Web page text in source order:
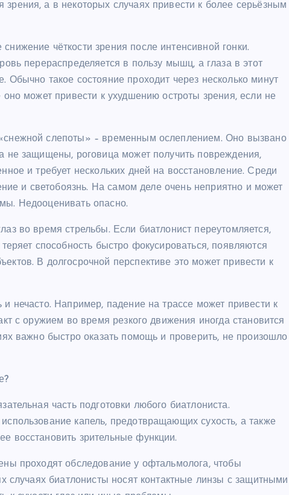
а в некоторых случаях привести к более серьёзным
чёткости зрения после интенсивной гонки.
перераспределяется в пользу мышц, а глаза в этот
Обычно такое состояние проходит через несколько минут
может привести к ухудшению остроты зрения, если не
слепоты» – временным ослеплением. Оно вызвано
не защищены, роговица может получить повреждения,
и требует нескольких дней на восстановление. Среди
и светобоязнь. На самом деле очень неприятно и может
Недооценивать опасно.
во время стрельбы. Если биатлонист переутомляется,
способность быстро фокусироваться, появляются
В долгосрочной перспективе это может привести к
нечасто. Например, падение на трассе может привести к
с оружием во время резкого движения иногда становится
важно быстро оказать помощь и проверить, не произошло
часть подготовки любого биатлониста.
капель, предотвращающих сухость, а также
восстановить зрительные функции.
проходят обследование у офтальмолога, чтобы
случаях биатлонисты носят контактные линзы с защитными